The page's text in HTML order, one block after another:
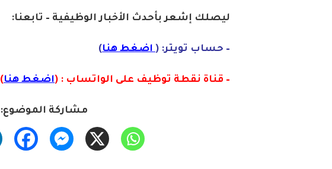
ليصلك إشعربأحدث الأخبار الوظيفية – تابعنا:
– حساب تويتر: (اضغط هنا)
– قناة نقطة توظيف على الواتساب : (اضغط هنا)
مشاركة الموضوع: